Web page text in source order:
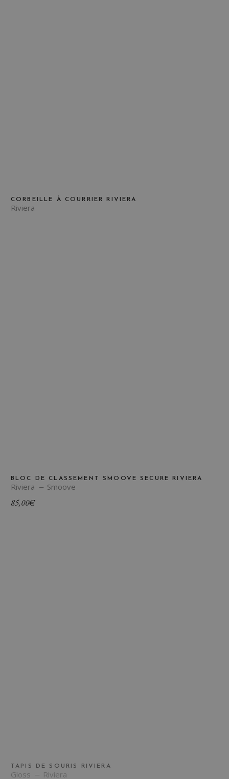
CORBEILLE À COURRIER RIVIERA
Riviera
BLOC DE CLASSEMENT SMOOVE SECURE RIVIERA
Riviera Smoove
85,00€
TAPIS DE SOURIS RIVIERA
Gloss Riviera